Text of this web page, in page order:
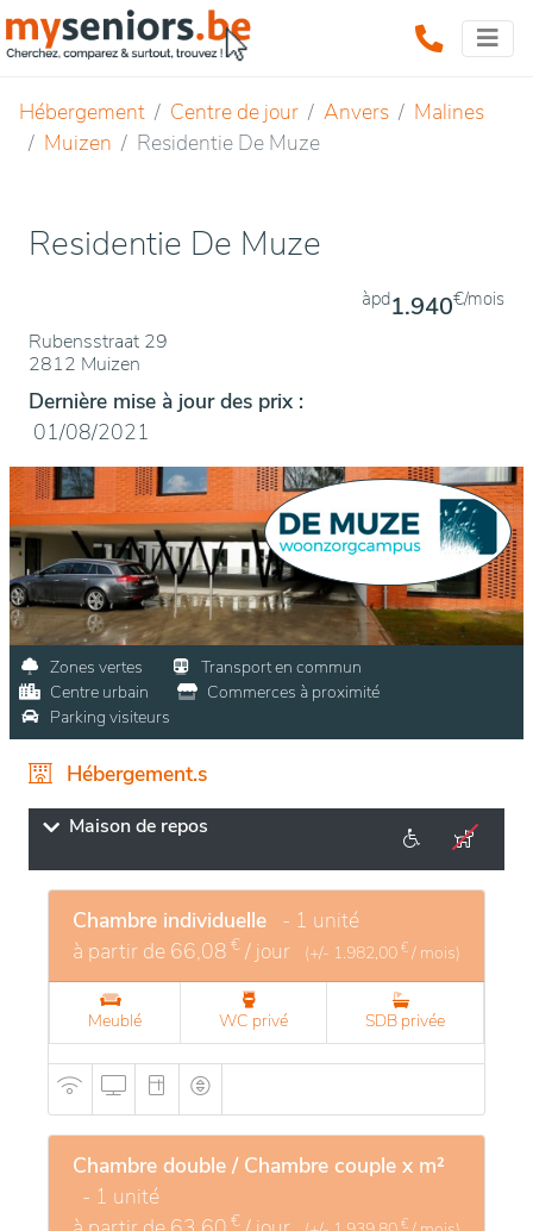
Hébergement Centre de jour Anvers
Malines
Muizen
Residentie De Muze
Residentie De Muze
Rubensstraat 29
2812 Muizen
àpd1.940€/mois
Dernière mise à jour des prix :
01/08/2021
Zones vertes
Transport en commun
Centre urbain
Commerces à proximité
Parking visiteurs
Hébergement.s
Maison de repos
Chambre individuelle - 1 unité
à partir de 66,08 € / jour (+/- 1.982,00 € / mois)
Meublé WC privé SDB privée
Chambre double / Chambre couple x m²
- 1 unité
€ €